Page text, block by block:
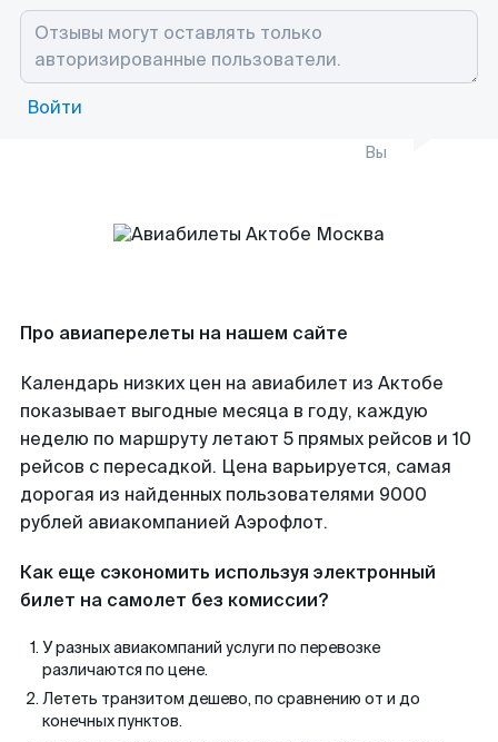
Войти
Вы
Про авиаперелеты на нашем сайте
Календарь низких цен на авиабилет из Актобе
показывает выгодные месяца в году, каждую
неделю по маршруту летают 5 прямых рейсов и 10
рейсов с пересадкой. Цена варьируется, самая
дорогая из найденных пользователями 9000
рублей авиакомпанией Аэрофлот.
Как еще сэкономить используя электронный
билет на самолет без комиссии?
У разных авиакомпаний услуги по перевозке
различаются по цене.
Лететь транзитом дешево, по сравнению от и до
конечных пунктов.